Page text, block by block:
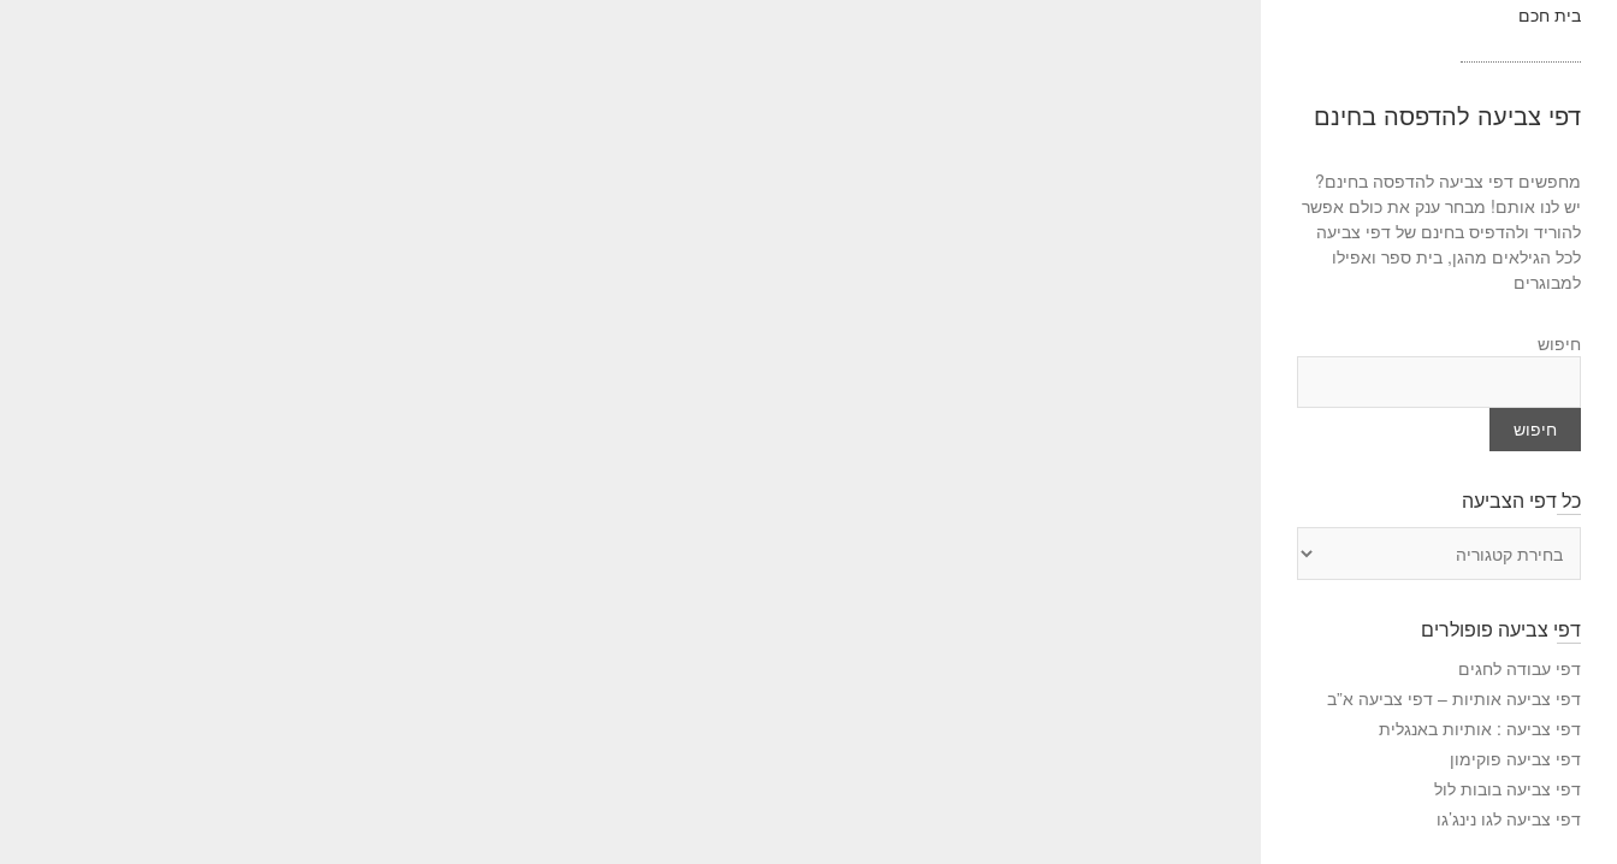
בית חכם
דפי צביעה להדפסה בחינם
מחפשים דפי צביעה להדפסה בחינם?
יש לנו אותם! מבחר ענק את כולם אפשר
להוריד ולהדפיס בחינם של דפי צביעה
לכל הגילאים מהגן, בית ספר ואפילו
למבוגרים
חיפוש
חיפוש
כל דפי הצביעה
י
ה
צ
י
ע
ה
דפי צביעה פופולרים
דפי עבודה לחגים
דפי צביעה אותיות – דפי צביעה א”ב
דפי צביעה : אותיות באנגלית
דפי צביעה פוקימון
דפי צביעה בובות לול
דפי צביעה לגו נינג’גו